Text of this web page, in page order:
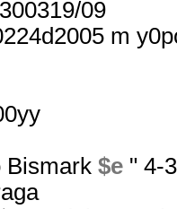
300319/09
m
Bismark $e" 4-